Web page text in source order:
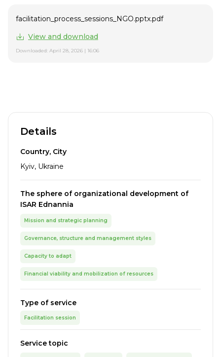
facilitation_process_sessions_NGO.pptx.pdf
View and download
Downloaded: April 28, 2026 | 16:06
Details
Country, City
Kyiv, Ukraine
The sphere of organizational development of
ISAR Ednannia
Mission and strategic planning
Governance, structure and management styles
Capacity to adapt
Financial viability and mobilization of resources
Type of service
Facilitation session
Service topic